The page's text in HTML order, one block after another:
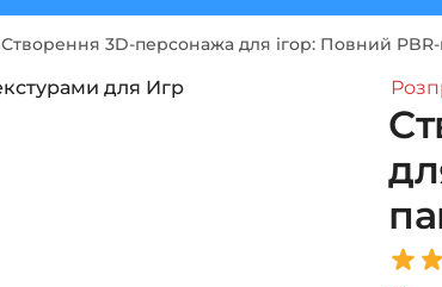
Створення 3D-персонажа для ігор: Повний